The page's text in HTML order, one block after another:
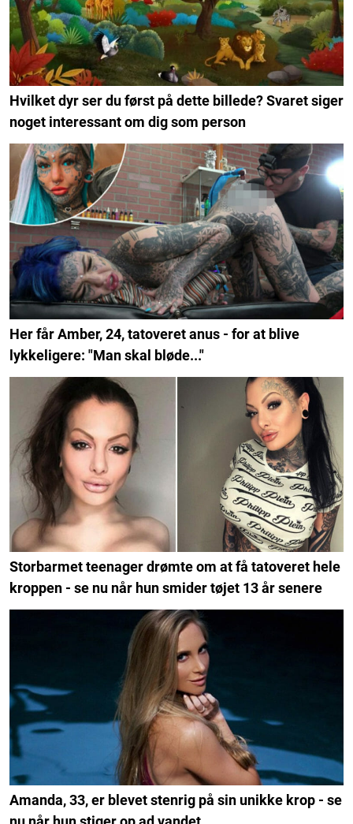
Hvilket dyr ser du først på dette billede? Svaret siger
noget interessant om dig som person
Her får Amber, 24, tatoveret anus - for at blive
lykkeligere: "Man skal bløde..."
Storbarmet teenager drømte om at få tatoveret hele
kroppen - se nu når hun smider tøjet 13 år senere
Amanda, 33, er blevet stenrig på sin unikke krop - se